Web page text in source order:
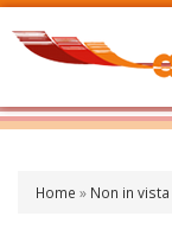
Home » Non in vista